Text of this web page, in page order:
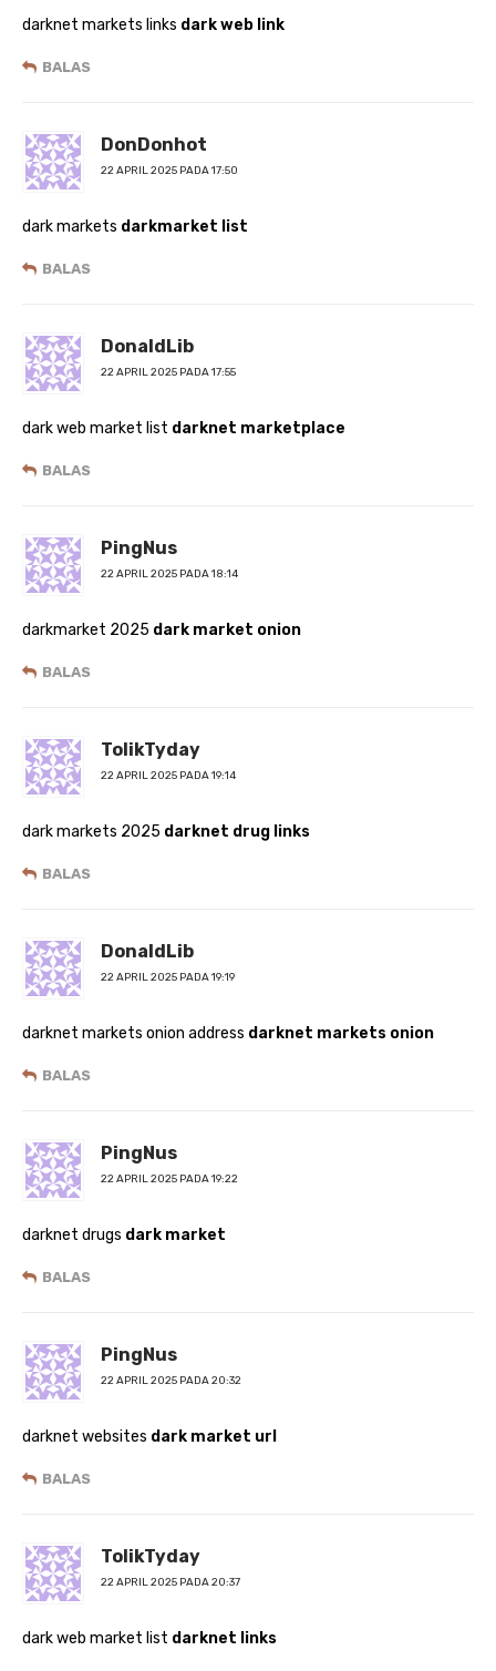
darknet markets links dark web link
BALAS
DonDonhot
22 APRIL 2025 PADA 17:50
dark markets darkmarket list
BALAS
DonaldLib
22 APRIL 2025 PADA 17:55
dark web market list darknet marketplace
BALAS
PingNus
22 APRIL 2025 PADA 18:14
darkmarket 2025 dark market onion
BALAS
TolikTyday
22 APRIL 2025 PADA 19:14
dark markets 2025 darknet drug links
BALAS
DonaldLib
22 APRIL 2025 PADA 19:19
darknet markets onion address darknet markets onion
BALAS
PingNus
22 APRIL 2025 PADA 19:22
darknet drugs dark market
BALAS
PingNus
22 APRIL 2025 PADA 20:32
darknet websites dark market url
BALAS
TolikTyday
22 APRIL 2025 PADA 20:37
dark web market list darknet links